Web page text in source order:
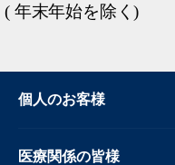
( 年末年始を除く)
個人のお客様
医療関係の皆様